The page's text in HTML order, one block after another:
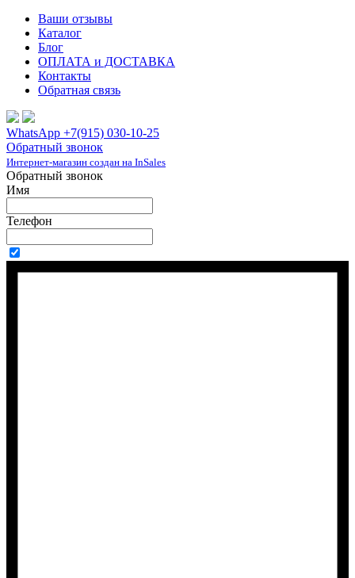
Ваши отзывы
Каталог
Блог
ОПЛАТА и ДОСТАВКА
Контакты
Обратная связь
WhatsApp +7(915) 030-10-25
Обратный звонок
Интернет-магазин создан на InSales
Обратный звонок
Имя
Телефон